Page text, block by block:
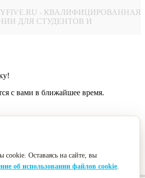
- КВАЛИФИЦИРОВАННАЯ
ДЛЯ СТУДЕНТОВ И
с вами в ближайшее время.
необходимые поля и повторите
Оставаясь на сайте, вы
об использовании файлов cookie.